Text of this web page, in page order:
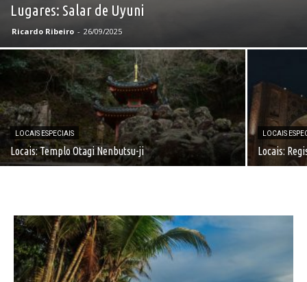
Lugares: Salar de Uyuni
Ricardo Ribeiro - 26/09/2025
LOCAIS ESPECIAIS
Locais: Templo Otagi Nenbutsu-ji
LOCAIS
Locais: